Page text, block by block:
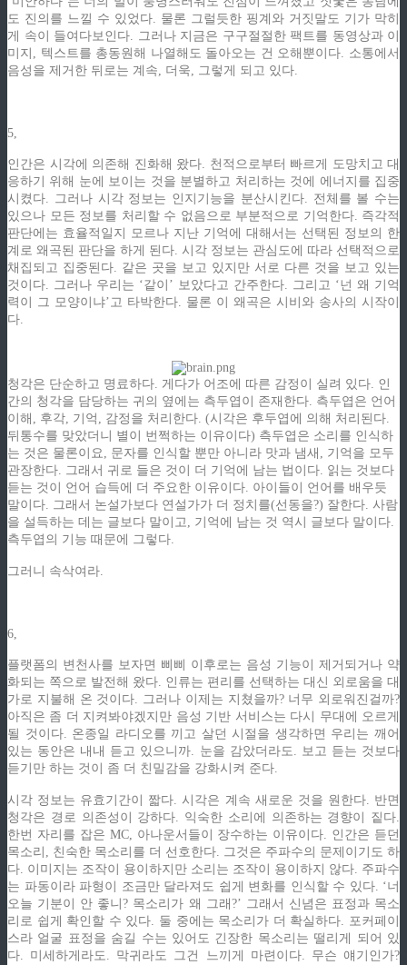
도 진의를 느낄 수 있었다. 물론 그럴듯한 핑계와 거짓말도 기가 막히
게 속이 들여다보인다. 그러나 지금은 구구절절한 팩트를 동영상과 이
미지, 텍스트를 총동원해 나열해도 돌아오는 건 오해뿐이다. 소통에서
음성을 제거한 뒤로는 계속, 더욱, 그렇게 되고 있다.
5,
인간은 시각에 의존해 진화해 왔다. 천적으로부터 빠르게 도망치고 대
응하기 위해 눈에 보이는 것을 분별하고 처리하는 것에 에너지를 집중
시켰다. 그러나 시각 정보는 인지기능을 분산시킨다. 전체를 볼 수는
있으나 모든 정보를 처리할 수 없음으로 부분적으로 기억한다. 즉각적
판단에는 효율적일지 모르나 지난 기억에 대해서는 선택된 정보의 한
계로 왜곡된 판단을 하게 된다. 시각 정보는 관심도에 따라 선택적으로
채집되고 집중된다. 같은 곳을 보고 있지만 서로 다른 것을 보고 있는
것이다. 그러나 우리는 ‘같이’ 보았다고 간주한다. 그리고 ‘넌 왜 기억
력이 그 모양이냐’고 타박한다. 물론 이 왜곡은 시비와 송사의 시작이
다.
청각은 단순하고 명료하다. 게다가 어조에 따른 감정이 실려 있다. 인
간의 청각을 담당하는 귀의 옆에는 측두엽이 존재한다. 측두엽은 언어
이해, 후각, 기억, 감정을 처리한다. (시각은 후두엽에 의해 처리된다.
뒤통수를 맞았더니 별이 번쩍하는 이유이다) 측두엽은 소리를 인식하
는 것은 물론이요, 문자를 인식할 뿐만 아니라 맛과 냄새, 기억을 모두
관장한다. 그래서 귀로 들은 것이 더 기억에 남는 법이다. 읽는 것보다
듣는 것이 언어 습득에 더 주요한 이유이다. 아이들이 언어를 배우듯
말이다. 그래서 논설가보다 연설가가 더 정치를(선동을?) 잘한다. 사람
을 설득하는 데는 글보다 말이고, 기억에 남는 것 역시 글보다 말이다.
측두엽의 기능 때문에 그렇다.
그러니 속삭여라.
6,
플랫폼의 변천사를 보자면 삐삐 이후로는 음성 기능이 제거되거나 약
화되는 쪽으로 발전해 왔다. 인류는 편리를 선택하는 대신 외로움을 대
가로 지불해 온 것이다. 그러나 이제는 지쳤을까? 너무 외로워진걸까?
아직은 좀 더 지켜봐야겠지만 음성 기반 서비스는 다시 무대에 오르게
될 것이다. 온종일 라디오를 끼고 살던 시절을 생각하면 우리는 깨어
있는 동안은 내내 듣고 있으니까. 눈을 감았더라도. 보고 듣는 것보다
듣기만 하는 것이 좀 더 친밀감을 강화시켜 준다.
시각 정보는 유효기간이 짧다. 시각은 계속 새로운 것을 원한다. 반면
청각은 경로 의존성이 강하다. 익숙한 소리에 의존하는 경향이 짙다.
한번 자리를 잡은 MC, 아나운서들이 장수하는 이유이다. 인간은 듣던
목소리, 친숙한 목소리를 더 선호한다. 그것은 주파수의 문제이기도 하
다. 이미지는 조작이 용이하지만 소리는 조작이 용이하지 않다. 주파수
는 파동이라 파형이 조금만 달라져도 쉽게 변화를 인식할 수 있다. ‘너
오늘 기분이 안 좋니? 목소리가 왜 그래?’ 그래서 신념은 표정과 목소
리로 쉽게 확인할 수 있다. 둘 중에는 목소리가 더 확실하다. 포커페이
스라 얼굴 표정을 숨길 수는 있어도 긴장한 목소리는 떨리게 되어 있
다. 미세하게라도. 막귀라도 그건 느끼게 마련이다. 무슨 얘기인가?